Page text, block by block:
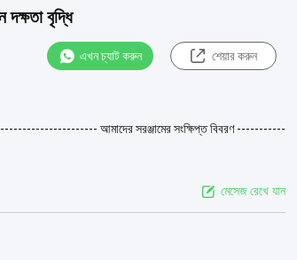
বৃদ্ধি
এখন চ্যাট করুন শেয়ার করুন
আমাদের সরঞ্জামের সংক্ষিপ্ত বিবরণ -----------
মেসেজ রেখে যান